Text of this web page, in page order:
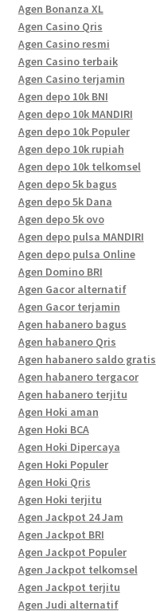
Agen Bonanza XL
Agen Casino Qris
Agen Casino resmi
Agen Casino terbaik
Agen Casino terjamin
Agen depo 10k BNI
Agen depo 10k MANDIRI
Agen depo 10k Populer
Agen depo 10k rupiah
Agen depo 10k telkomsel
Agen depo 5k bagus
Agen depo 5k Dana
Agen depo 5k ovo
Agen depo pulsa MANDIRI
Agen depo pulsa Online
Agen Domino BRI
Agen Gacor alternatif
Agen Gacor terjamin
Agen habanero bagus
Agen habanero Qris
Agen habanero saldo gratis
Agen habanero tergacor
Agen habanero terjitu
Agen Hoki aman
Agen Hoki BCA
Agen Hoki Dipercaya
Agen Hoki Populer
Agen Hoki Qris
Agen Hoki terjitu
Agen Jackpot 24 Jam
Agen Jackpot BRI
Agen Jackpot Populer
Agen Jackpot telkomsel
Agen Jackpot terjitu
Agen Judi alternatif